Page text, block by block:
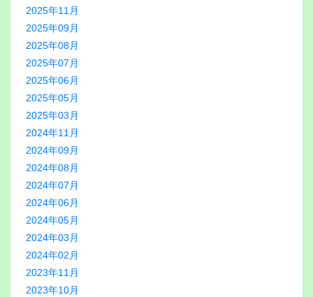
2025年11月
2025年09月
2025年08月
2025年07月
2025年06月
2025年05月
2025年03月
2024年11月
2024年09月
2024年08月
2024年07月
2024年06月
2024年05月
2024年03月
2024年02月
2023年11月
2023年10月